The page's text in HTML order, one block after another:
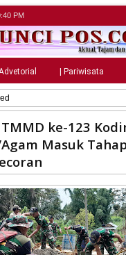
PM
Advetorial | Pariwisata
TMMD ke-123
Masuk